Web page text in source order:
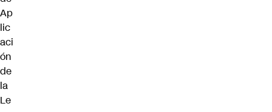
Ap
lic
aci
ón
de
la
Le